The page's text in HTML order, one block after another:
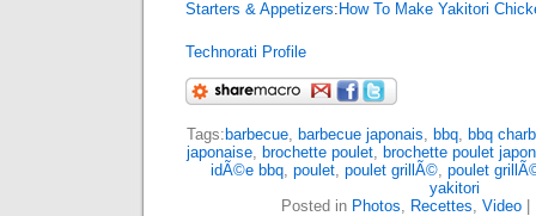
Starters & Appetizers: How To Make Yakitori
Technorati Profile
Tags: barbecue, barbecue japonais bbq,
bbq
japonaise, brochette poulet,
brochette poulet
idÃ©e bbq poulet poulet grillÃ© poulet
yakitori
Posted in Photos Recettes Video